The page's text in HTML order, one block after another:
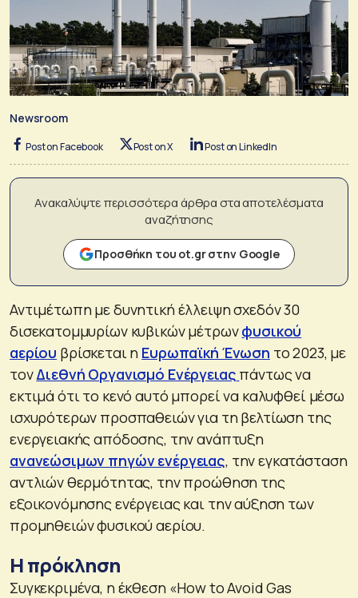
Newsroom
Post on Facebook Post on X Post on LinkedIn
Ανακαλύψτε περισσότερα άρθρα στα αποτελέσματα
αναζήτησης
Προσθήκη του ot.gr στην Google
Αντιμέτωπη με δυνητική έλλειψη σχεδόν 30
δισεκατομμυρίων κυβικών μέτρωνφυσικού
αερίου βρίσκεται η Ευρωπαϊκή Ένωση το 2023, με
τονΔιεθνή Οργανισμό Ενέργειας πάντως να
εκτιμά ότι το κενό αυτό μπορεί να καλυφθεί μέσω
ισχυρότερων προσπαθειών για τη βελτίωση της
ενεργειακής απόδοσης, την ανάπτυξη
ανανεώσιμων πηγών ενέργειας, την εγκατάσταση
αντλιών θερμότητας, την προώθηση της
εξοικονόμησης ενέργειας και την αύξηση των
προμηθειών φυσικού αερίου.
Η πρόκληση
Συγκεκριμένα, η έκθεση «How to Avoid Gas